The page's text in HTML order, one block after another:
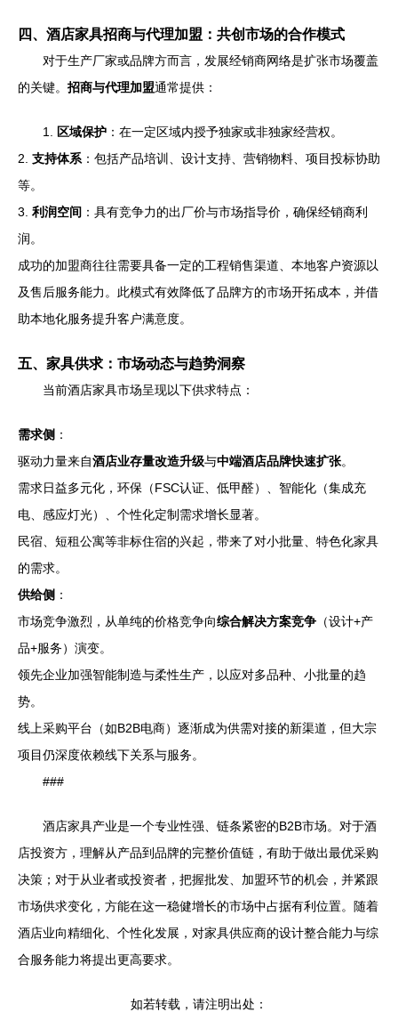
四、酒店家具招商与代理加盟：共创市场的合作模式
对于生产厂家或品牌方而言，发展经销商网络是扩张市场覆盖
的关键。 招商与代理加盟通常提供：
1. 区域保护 ：在一定区域内授予独家或非独家经营权。
2. 支持体系 ：包括产品培训、设计支持、营销物料、项目投标协助
等。
3. 利润空间 ：具有竞争力的出厂价与市场指导价，确保经销商利
润。
成功的加盟商往往需要具备一定的工程销售渠道、本地客户资源以
及售后服务能力。此模式有效降低了品牌方的市场开拓成本，并借
助本地化服务提升客户满意度。
五、家具供求：市场动态与趋势洞察
当前酒店家具市场呈现以下供求特点：
需求侧 ：
驱动力量来自酒店业存量改造升级与中端酒店品牌快速扩张。
需求日益多元化，环保（FSC认证、低甲醛）、智能化（集成充
电、感应灯光）、个性化定制需求增长显著。
民宿、短租公寓等非标住宿的兴起，带来了对小批量、特色化家具
的需求。
供给侧 ：
市场竞争激烈，从单纯的价格竞争向综合解决方案竞争 （设计+产
品+服务）演变。
领先企业加强智能制造与柔性生产，以应对多品种、小批量的趋
势。
线上采购平台（如B2B电商）逐渐成为供需对接的新渠道，但大宗
项目仍深度依赖线下关系与服务。
###
酒店家具产业是一个专业性强、链条紧密的B2B市场。对于酒
店投资方，理解从产品到品牌的完整价值链，有助于做出最优采购
决策；对于从业者或投资者，把握批发、加盟环节的机会，并紧跟
市场供求变化，方能在这一稳健增长的市场中占据有利位置。随着
酒店业向精细化、个性化发展，对家具供应商的设计整合能力与综
合服务能力将提出更高要求。
如若转载，请注明出处：